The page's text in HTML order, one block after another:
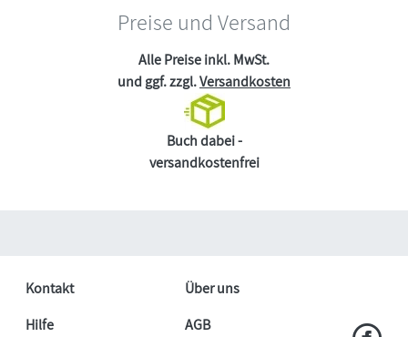
Preise und Versand
Alle Preise inkl. MwSt.
und ggf. zzgl.Versandkosten
Buch dabei -
versandkostenfrei
Kontakt
Über uns
Hilfe
AGB